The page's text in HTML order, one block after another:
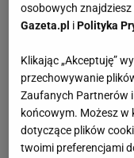
osobowych
Gazeta.pl iPolityka
Klikając „Akceptuję”
przechowywanie
Zaufanych Partnerów
końcowym. Możesz w
dotyczące plików
twoimi preferencjami